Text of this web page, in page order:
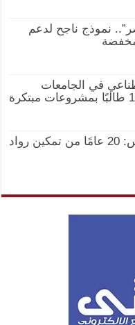
نموذج ناجح لدعم
مخفضة
في الجامعات
أورنچ مصر وإيناكتس: 20 عامًا من تمكين رواد